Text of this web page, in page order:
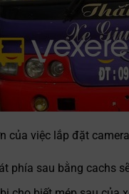
của việc lắp đặt
phía sau bằng cachs